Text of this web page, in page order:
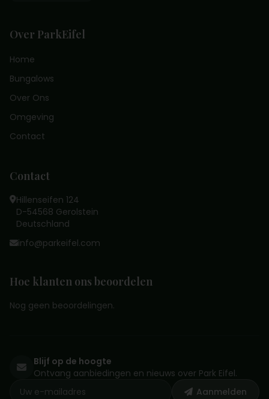
Over ParkEifel
Home
Bungalows
Over Ons
Omgeving
Contact
Contact
Hillenseifen 124
D-54568 Gerolstein
Deutschland
info@parkeifel.com
Hoe klanten ons beoordelen
Nog geen beoordelingen.
Blijf op de hoogte
Ontvang aanbiedingen en nieuws over Park Eifel.
Aanmelden